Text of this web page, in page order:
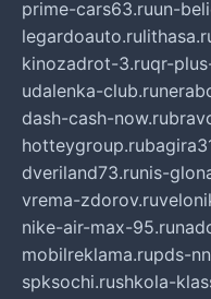
prime-cars63.ruun-
legardoauto.ru
kinozadrot-3.ruqr-
udalenka-club.ru
dash-cash-now.ru
hotteygroup.ru
dveriland73.runis-
vrema-zdorov.ru
nike-air-max-95.ru
mobilreklama.rupds-
spksochi.rushkola-